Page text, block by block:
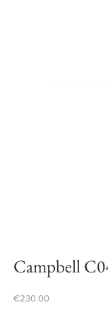
Campbell
€230.00Price